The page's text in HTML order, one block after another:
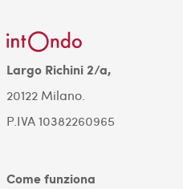
Largo Richini 2/a,
20122 Milano.
P.IVA 10382260965
Come funziona